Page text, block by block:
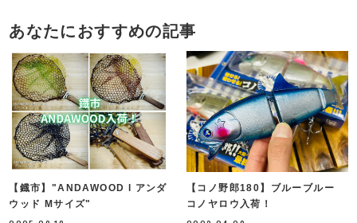
あなたにおすすめの記事
【鐡市】"ANDAWOOD l アンダ
ウッド Mサイズ"
【コノ野郎180】ブルーブルー
コノヤロウ入荷！